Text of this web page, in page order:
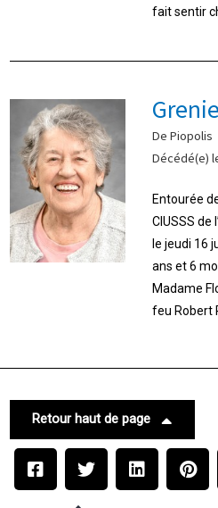
fait sentir
De Piopolis
Décédé(e)
Entourée
CIUSSS de
le jeudi 16
ans et 6
Madame
feu Robert
Retour haut de page